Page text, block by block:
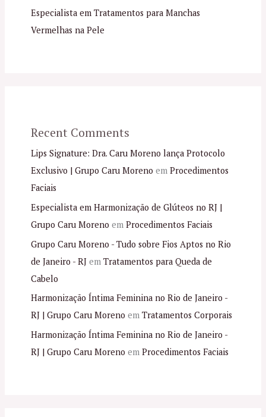
Especialista em Tratamentos para Manchas
Vermelhas na Pele
Recent Comments
Lips Signature: Dra. Caru Moreno lança Protocolo
Exclusivo | Grupo Caru Moreno em Procedimentos
Faciais
Especialista em Harmonização de Glúteos no RJ |
Grupo Caru Moreno em Procedimentos Faciais
Grupo Caru Moreno - Tudo sobre Fios Aptos no Rio
de Janeiro - RJem Tratamentos para Queda de
Cabelo
Harmonização Íntima Feminina no Rio de Janeiro -
RJ | Grupo Caru Moreno em Tratamentos Corporais
Harmonização Íntima Feminina no Rio de Janeiro -
RJ | Grupo Caru Moreno em Procedimentos Faciais